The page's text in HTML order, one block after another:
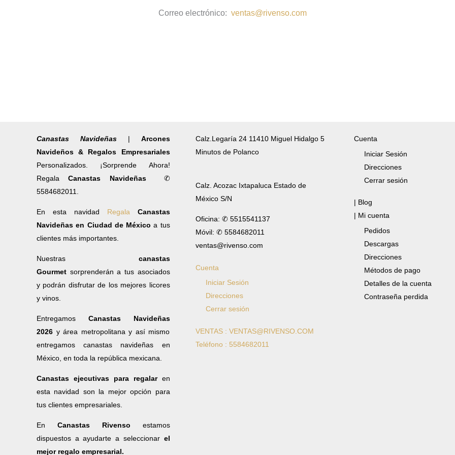
Correo electrónico: ventas@rivenso.com
Canastas Navideñas| Arcones
Navideños & Regalos Empresariales
Personalizados. ¡Sorprende Ahora!
RegalaCanastas Navideñas✆
5584682011.
En esta navidad Regala Canastas
Navideñas en Ciudad de Méxicoa tus
clientes más importantes.
Nuestras canastas
Gourmet sorprenderán a tus asociados
y podrán disfrutar de los mejores licores
y vinos.
Entregamos Canastas Navideñas
2026 y área metropolitana y así mismo
entregamos canastas navideñas en
México, en toda la república mexicana.
Canastas ejecutivas para regalaren
esta navidad son la mejor opción para
tus clientes empresariales.
En Canastas Rivenso estamos
dispuestos a ayudarte a seleccionar el
mejor regalo empresarial.
Calz.Legaría 24 11410 Miguel Hidalgo 5
Minutos de Polanco
Calz. Acozac Ixtapaluca Estado de
México S/N
Oficina: ✆ 5515541137
Móvil: ✆ 5584682011
ventas@rivenso.com
Cuenta
Iniciar Sesión
Direcciones
Cerrar sesión
VENTAS : VENTAS@RIVENSO.COM
Teléfono : 5584682011
Cuenta
Iniciar Sesión
Direcciones
Cerrar sesión
| Blog
| Mi cuenta
Pedidos
Descargas
Direcciones
Métodos de pago
Detalles de la cuenta
Contraseña perdida